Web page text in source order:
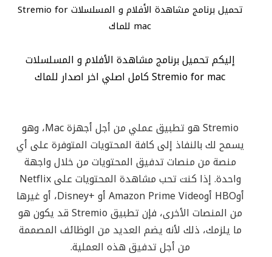
تحميل برنامج مشاهدة الأفلام و المسلسلات Stremio for
mac للماك
إليكم تحميل برنامج مشاهدة الأفلام و المسلسلات
Stremio for mac كامل اصلي اخر اصدار للماك
Stremio هو تطبيق عملي من أجل أجهزة Mac، وهو
يسمح لك بالنفاذ إلى كافة المحتويات المتوفرة على أي
منصة من منصات تدفيق المحتويات من خلال واجهة
واحدة. إذا كنت تحب مشاهدة المحتويات على Netflix
أوHBO أوAmazon Prime Video أو +Disney، أو غيرها
من المنصات الأخرى، فإن تطبيق Stremio قد يكون هو
ما يلزمك، ذلك لأنه يضم العديد من الوظائف المصممة
من أجل تدفيق هذه العملية.